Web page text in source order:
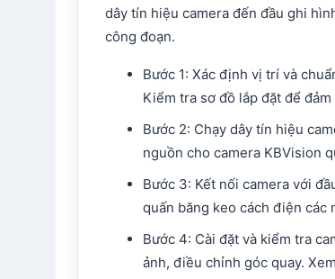
dây tín hiệu camera đến đầu ghi
công đoạn.​
Bước 1: Xác định vị trí và
Kiểm tra sơ đồ lắp đặt để
Bước 2: Chạy dây tín hiệu
nguồn cho camera KBVision
Bước 3: Kết nối camera với
quấn băng keo cách điện các
Bước 4: Cài đặt và kiểm tra
ảnh, điều chỉnh góc quay.